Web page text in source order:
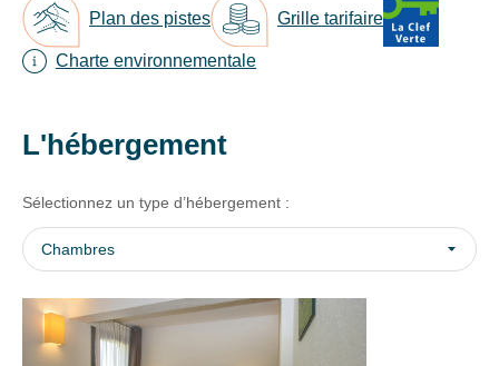
Plan des pistes Grille tarifaire
70%,
à
ans
=
40%.
1/2
pension
15%
Charte environnementale
L'hébergement
Sélectionnez un type d’hébergement :
Chambres
prochaines
vacances.
adresse
En
renseignant
votre